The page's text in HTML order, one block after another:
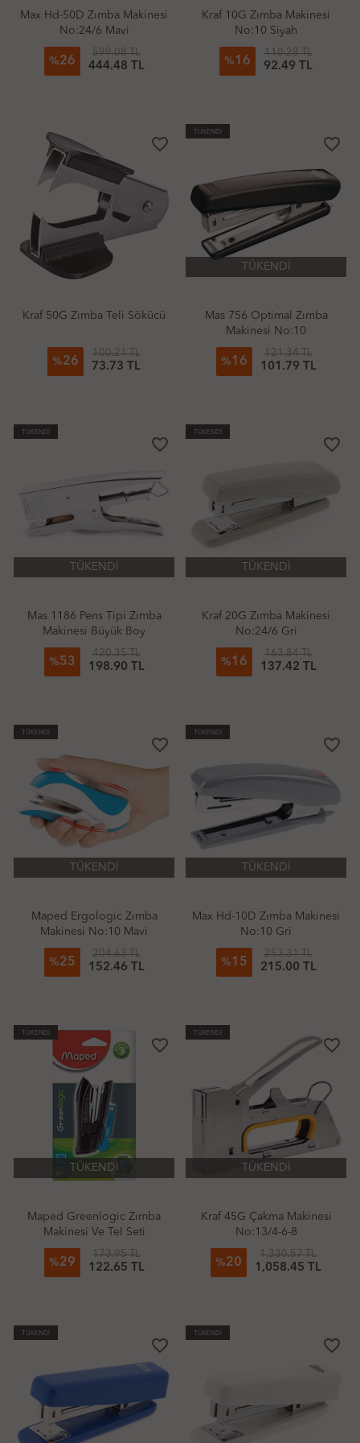
Max Hd-50D Zımba Makinesi
No:24/6 Mavi
%26
599.08 TL
444.48 TL
Kraf 10G Zımba Makinesi
No:10 Siyah
%16
110.28 TL
92.49 TL
favorite_border
Kraf 50G Zımba Teli Sökücü
%26
100.21 TL
73.73 TL
TÜKENDİ
favorite_border
TÜKENDİ
Mas 756 Optimal Zımba
Makinesi No:10
%16
121.34 TL
101.79 TL
TÜKENDİ
favorite_border
TÜKENDİ
Mas 1186 Pens Tipi Zımba
Makinesi Büyük Boy
No:24/6
%53
420.35 TL
198.90 TL
TÜKENDİ
favorite_border
TÜKENDİ
Kraf 20G Zımba Makinesi
No:24/6 Gri
%16
163.84 TL
137.42 TL
TÜKENDİ
favorite_border
TÜKENDİ
Maped Ergologic Zımba
Makinesi No:10 Mavi
%25
204.63 TL
152.46 TL
TÜKENDİ
favorite_border
TÜKENDİ
Max Hd-10D Zımba Makinesi
No:10 Gri
%15
253.31 TL
215.00 TL
TÜKENDİ
favorite_border
TÜKENDİ
Maped Greenlogic Zımba
Makinesi Ve Tel Seti
%29
173.95 TL
122.65 TL
TÜKENDİ
favorite_border
TÜKENDİ
Kraf 45G Çakma Makinesi
No:13/4-6-8
%20
1,330.57 TL
1,058.45 TL
TÜKENDİ
favorite_border
TÜKENDİ
favorite_border